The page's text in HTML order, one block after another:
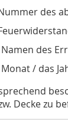
des
des
/ das
Decke zu